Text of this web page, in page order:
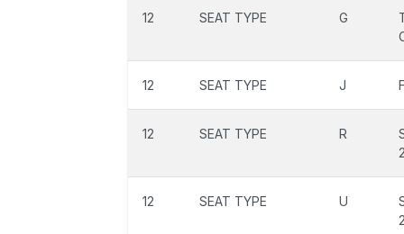
12 SEAT TYPE G
12 SEAT TYPE J
12 SEAT TYPE R
12 SEAT TYPE U